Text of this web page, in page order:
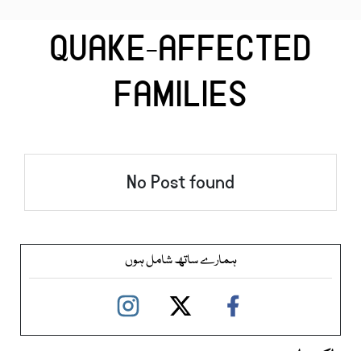
QUAKE-AFFECTED
FAMILIES
No Post found
ہمارے ساتھ شامل ہوں